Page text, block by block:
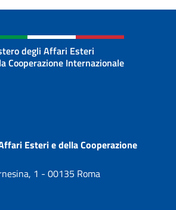
degli Affari Esteri
Cooperazione Internazionale
Esteri e della Cooperazione
1 - 00135 Roma